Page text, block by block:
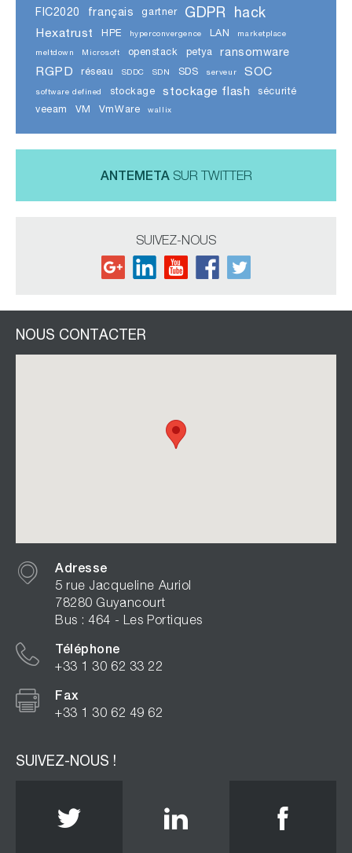
FIC2020 français gartner GDPR hack
Hexatrust HPE hyperconvergence LAN marketplace
meltdown Microsoft openstack petya ransomware
RGPD réseau SDDC SDN SDS serveur SOC
software defined stockage stockage flash
sécurité
veeam
VM VmWare wallix
ANTEMETASUR TWITTER
SUIVEZ-NOUS
NOUS CONTACTER
Adresse
5 rue Jacqueline Auriol
78280 Guyancourt
Bus : 464 - Les Portiques
Téléphone
+33 1 30 62 33 22
Fax
+33 1 30 62 49 62
SUIVEZ-NOUS !
Twitter Linkedin